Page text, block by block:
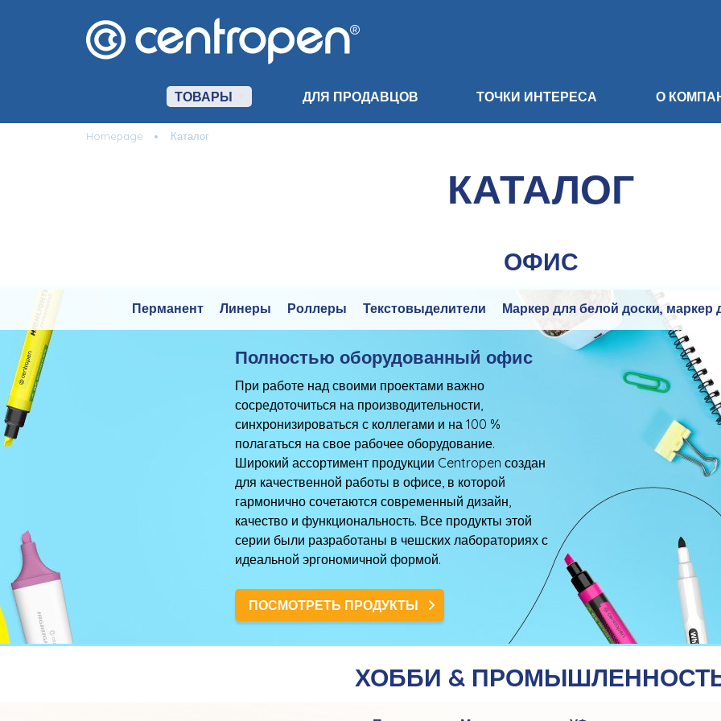
ТОВАРЫ ДЛЯ ПРОДАВЦОВ ТОЧКИ ИНТЕРЕСА О
Homepage Каталог
КАТАЛОГ
ОФИС
Перманент Линеры Роллеры Текстовыделители Маркер для белой доски, маркер
Полностью оборудованный офис
При работе над своими проектами важно
сосредоточиться на производительности,
синхронизироваться с коллегами и на 100 %
полагаться на свое рабочее оборудование.
Широкий ассортимент продукции Centropen создан
для качественной работы в офисе, в которой
гармонично сочетаются современный дизайн,
качество и функциональность. Все продукты этой
серии были разработаны в чешских лабораториях с
идеальной эргономичной формой.
ПОСМОТРЕТЬ ПРОДУКТЫ
ХОББИ &